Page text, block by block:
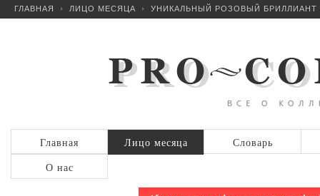
ГЛАВНАЯ ЛИЦО МЕСЯЦА УНИКАЛЬНЫЙ РОЗОВЫЙ
Главная Лицо месяца
Словарь
О нас